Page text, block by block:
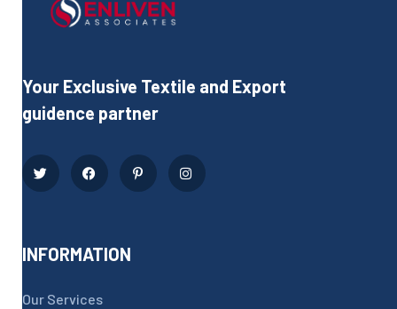
Your Exclusive Textile and Export
guidence partner
INFORMATION
Our Services